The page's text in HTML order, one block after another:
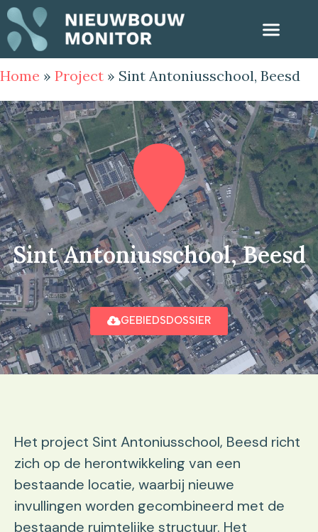
Home » Project » Sint Antoniusschool, Beesd
Sint Antoniusschool, Beesd
GEBIEDSDOSSIER
Het project Sint Antoniusschool, Beesd richt
zich op de herontwikkeling van een
bestaande locatie, waarbij nieuwe
invullingen worden gecombineerd met de
bestaande ruimtelijke structuur. Het